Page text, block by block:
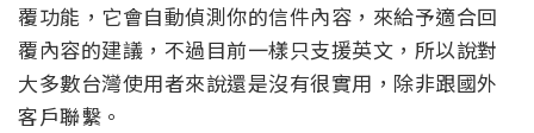
覆功能，它會自動偵測你的信件內容，來給予適合回
覆內容的建議，不過目前一樣只支援英文，所以說對
大多數台灣使用者來說還是沒有很實用，除非跟國外
客戶聯繫。